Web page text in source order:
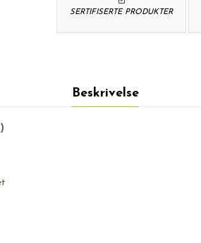
SERTIFISERTE PRODUKTER
Beskrivelse